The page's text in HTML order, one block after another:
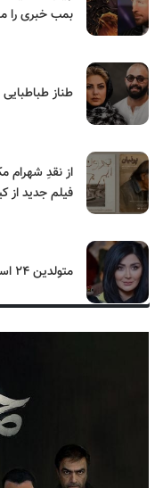
بمب خبری را
طناز
از نقدِ شهرام
فیلم جدید از
متولدین ۲۴ اسفند سینما ، تئاتر و موسیقی؛ مریم معصومی